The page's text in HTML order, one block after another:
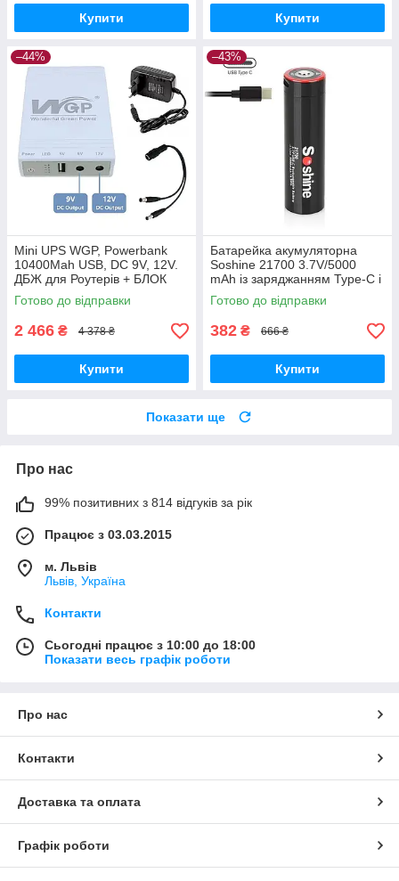
Купити Купити
–44%
Mini UPS WGP, Powerbank
10400Mah USB, DC 9V, 12V.
ДБЖ для Роутерів + БЛОК
ЖИВЛЕННЯ + Кабель
розподілу
Готово до відправки
2 466 ₴ 4 378 ₴
Купити
–43%
Батарейка акумуляторна
Soshine 21700 3.7V/5000
mAh із заряджанням Type-C і
функцією PowerBank — 1 ШТ.
Готово до відправки
382 ₴ 666 ₴
Купити
Показати ще
Про нас
99% позитивних з 814 відгуків за рік
Працює з 03.03.2015
м. Львів
Львів, Україна
Контакти
Сьогодні працює з 10:00 до 18:00
Показати весь графік роботи
Про нас
Контакти
Доставка та оплата
Графік роботи